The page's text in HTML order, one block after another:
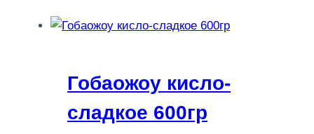
Гобаожоу кисло-
сладкое 600гр